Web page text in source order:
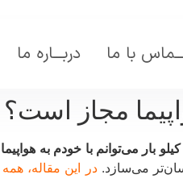
با ما دربـــاره ما
مجاز است؟
بار می‌توانم با خودم به
می‌سازد. در این مقاله، همه